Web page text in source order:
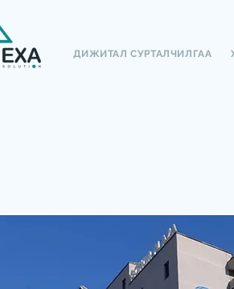
ДИЖИТАЛ СУРТАЛЧИЛГАА